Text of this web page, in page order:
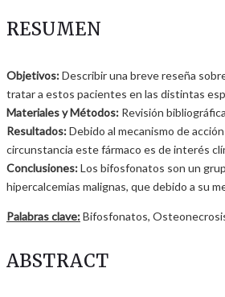
RESUMEN
Objetivos:Describir una breve reseña
tratar a estos pacientes en las distintas
Materiales y Métodos: Revisión
Resultados:Debido al mecanismo de
circunstancia este fármaco es de interés
Conclusiones:Los bifosfonatos son un
hipercalcemias malignas, que debido a su
Palabras clave:Bifosfonatos,
ABSTRACT